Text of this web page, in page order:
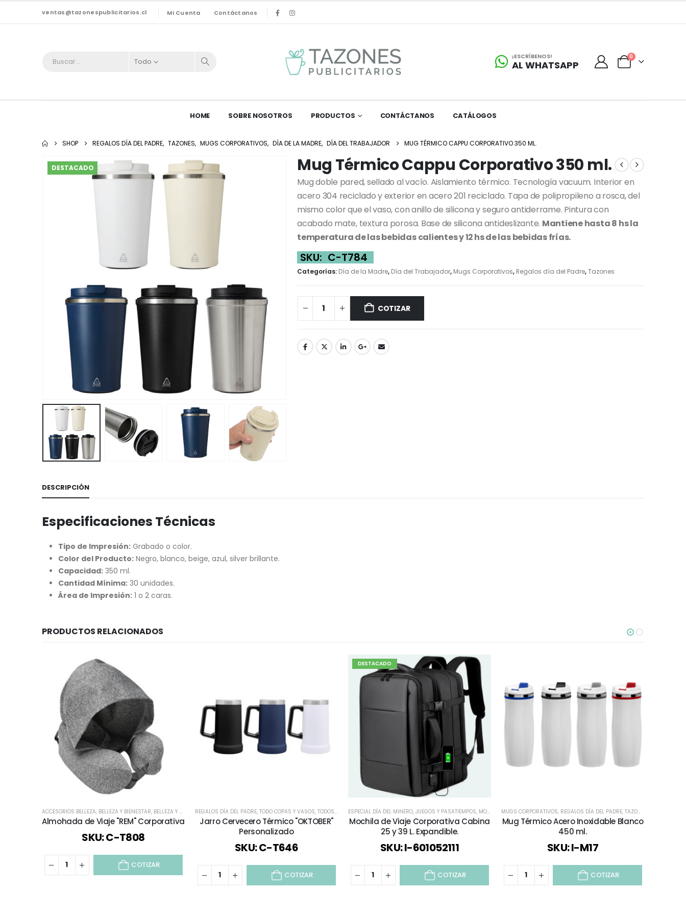
ventas@tazonespublicitarios.cl Mi Cuenta Contáctanos
Todo
¡ESCRÍBENOS!
AL WHATSAPP
0
HOME SOBRE NOSOTROS PRODUCTOS CONTÁCTANOS CATÁLOGOS
SHOP REGALOS DÍA DEL PADRE, TAZONES, MUGS CORPORATIVOS, DÍA DE LA MADRE, DÍA DEL TRABAJADOR MUG TÉRMICO CAPPU CORPORATIVO 350 ML.
DESTACADO Mug Térmico Cappu Corporativo 350 ml.
Mug doble pared, sellado al vacío. Aislamiento térmico. Tecnología vacuum. Interior en
acero 304 reciclado y exterior en acero 201 reciclado. Tapa de polipropileno a rosca, del
mismo color que el vaso, con anillo de silicona y seguro antiderrame. Pintura con
acabado mate, textura porosa. Base de silicona antideslizante. Mantiene hasta 8 hs la
temperatura de las bebidas calientes y 12 hs de las bebidas frías.
SKU: C-T784
Categorías: Día de la Madre, Día del Trabajador, Mugs Corporativos, Regalos día del Padre,Tazones
COTIZAR
DESCRIPCIÓN
Especificaciones Técnicas
Tipo de Impresión: Grabado o color.
Color del Producto: Negro, blanco, beige, azul, silver brillante.
Capacidad: 350 ml.
Cantidad Mínima: 30 unidades.
Área de Impresión: 1 o 2 caras.
PRODUCTOS RELACIONADOS
ACCESORIOS BELLEZA, BELLEZA Y BIENESTAR, BELLEZA Y SALUD ,BIENESTAR Y SALUD,DEPORTES / JUEGO / SALUD,DÍA DE LA MADRE,DÍA DEL TRABAJADOR,ESPECIAL DÍA DEL MINERO FIESTAS,REGALOS DÍA DEL PADRE,REGALOS PREMIUM,VIAJES Y VACACIONES
Almohada de Viaje "REM" Corporativa
SKU: C-T808
COTIZAR
REGALOS DÍA DEL PADRE, TODO COPAS Y VASOS, TODOS, VASOS SHOPEROS
Jarro Cervecero Térmico "OKTOBER"
Personalizado
SKU: C-T646
COTIZAR
DESTACADO
ESPECIAL DÍA DEL MINERO, JUEGOS Y PASATIEMPOS, MOCHILAS Y BOLSOS ,PORTA NOTEBOOK,REGALOS DÍA DEL PADRE
Mochila de Viaje Corporativa Cabina
25 y 39 L. Expandible.
SKU: I-601052111
COTIZAR
MUGS CORPORATIVOS, REGALOS DÍA DEL PADRE, TAZONES
Mug Térmico Acero Inoxidable Blanco
450 ml.
SKU: I-M17
COTIZAR